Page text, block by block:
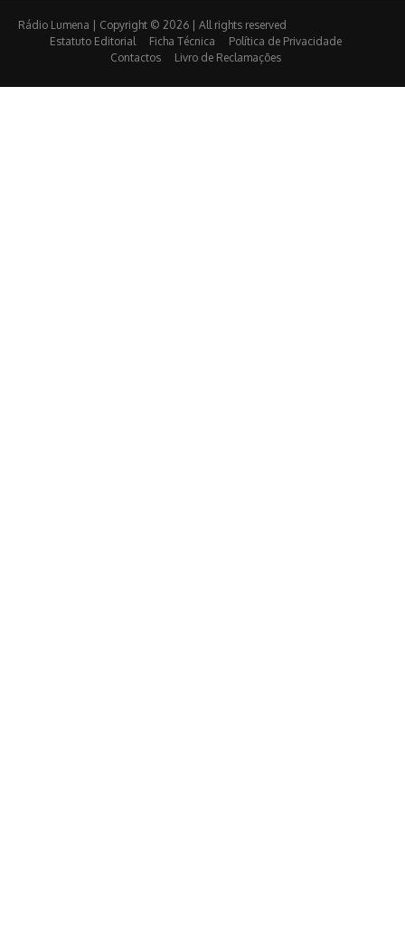
Rádio Lumena | Copyright © 2026 | All rights reserved
Estatuto Editorial
Ficha Técnica
Política de Privacidade
Contactos
Livro de Reclamações